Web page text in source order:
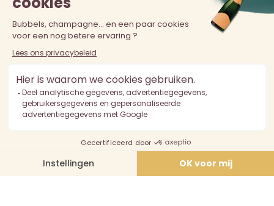
De verkoop van alcohol aan personen jonger dan 18 jaar is
verboden. Alcoholmisbruik is schadelijk voor de gezondheid.